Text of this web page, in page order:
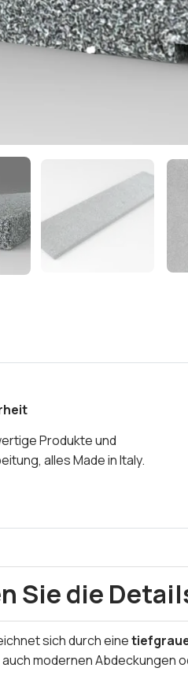
Produkte und
alles Made in Italy.
Sie die
sich durch eine
modernen Abdeckungen